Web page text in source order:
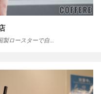
ロースターで自…